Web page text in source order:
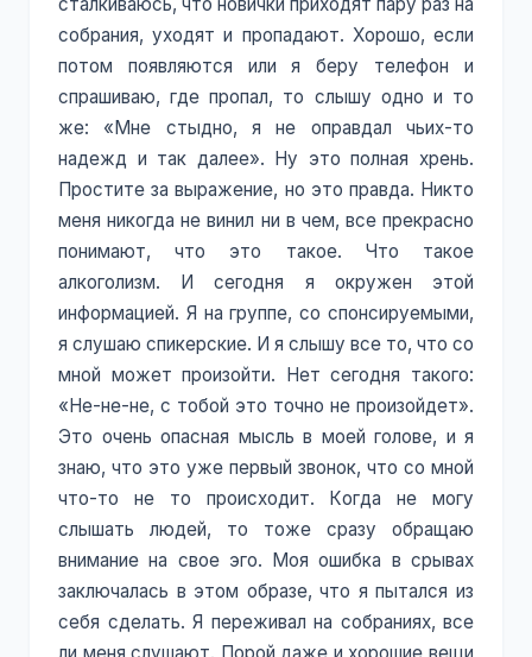
собрания, уходят и пропадают. Хорошо, если
потом появляются или я беру телефон и
спрашиваю, где пропал, то слышу одно и то
же: «Мне стыдно, я не оправдал чьих-то
надежд и так далее». Ну это полная хрень.
Простите за выражение, но это правда. Никто
меня никогда не винил ни в чем, все прекрасно
понимают, что это такое. Что такое
алкоголизм. И сегодня я окружен этой
информацией. Я на группе, со спонсируемыми,
я слушаю спикерские. И я слышу все то, что со
мной может произойти. Нет сегодня такого:
«Не-не-не, с тобой это точно не произойдет».
Это очень опасная мысль в моей голове, и я
знаю, что это уже первый звонок, что со мной
что-то не то происходит. Когда не могу
слышать людей, то тоже сразу обращаю
внимание на свое эго. Моя ошибка в срывах
заключалась в этом образе, что я пытался из
себя сделать. Я переживал на собраниях, все
ли меня слушают. Порой даже и хорошие вещи